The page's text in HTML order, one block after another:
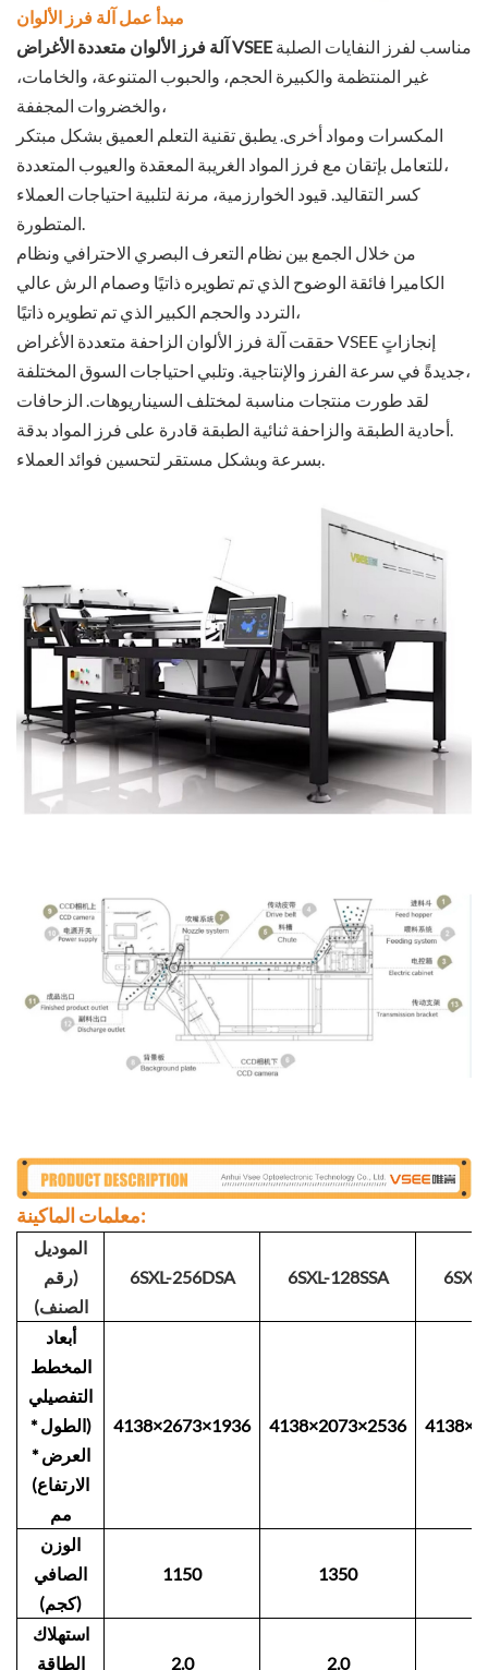
مبدأ عمل آلة فرز الألوان
آلة فرز الألوان متعددة الأغراض VSEE
غير المنتظمة والكبيرة الحجم، والحبوب المتنوعة، والخامات،
والخضروات المجففة،
المكسرات ومواد أخرى. يطبق تقنية التعلم العميق بشكل مبتكر
للتعامل بإتقان مع فرز المواد الغريبة المعقدة والعيوب المتعددة،
كسر التقاليد. قيود الخوارزمية، مرنة لتلبية احتياجات العملاء
المتطورة.
من خلال الجمع بين نظام التعرف البصري الاحترافي ونظام
الكاميرا فائقة الوضوح الذي تم تطويره ذاتيًا وصمام الرش عالي
التردد والحجم الكبير الذي تم تطويره ذاتيًا،
حققت آلة فرز الألوان الزاحفة متعددة الأغراض VSEE إنجازاتٍ
جديدةً في سرعة الفرز والإنتاجية. وتلبي احتياجات السوق المختلفة،
لقد طورت منتجات مناسبة لمختلف السيناريوهات. الزحافات
أحادية الطبقة والزاحفة ثنائية الطبقة قادرة على فرز المواد بدقة.
بسرعة وبشكل مستقر لتحسين فوائد العملاء.
معلمات الماكينة:
الموديل
(رقم
الصنف)
6SXL-256DSA 6SXL-128SSA
أبعاد
المخطط
التفصيلي
(الطول *
العرض *
الارتفاع)
مم
4138×2673×1936 4138×2073×2536
الوزن
الصافي
(كجم)
1150 1350
استهلاك
الطاقة
2.0 2.0